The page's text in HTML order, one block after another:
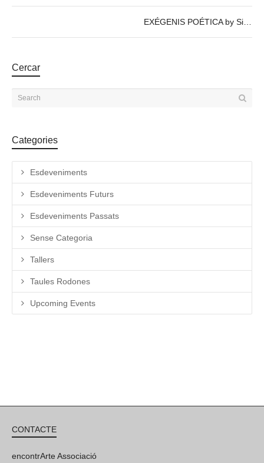
Cercar
Categories
Esdeveniments
Esdeveniments Futurs
Esdeveniments Passats
Sense Categoria
Tallers
Taules Rodones
Upcoming Events
CONTACTE
encontrArte Associació